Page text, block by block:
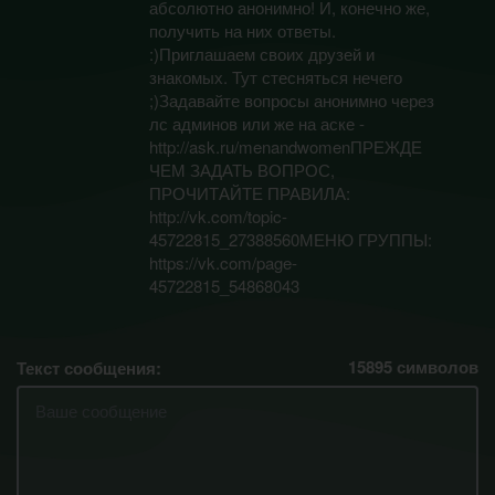
абсолютно анонимно! И, конечно же,
получить на них ответы.
:)Приглашаем своих друзей и
знакомых. Тут стесняться нечего
;)Задавайте вопросы анонимно через
лс админов или же на аске -
http://ask.ru/menandwomenПРЕЖДЕ
ЧЕМ ЗАДАТЬ ВОПРОС,
ПРОЧИТАЙТЕ ПРАВИЛА:
http://vk.com/topic-
45722815_27388560МЕНЮ ГРУППЫ:
https://vk.com/page-
45722815_54868043
Текст сообщения: 15895 символов